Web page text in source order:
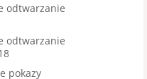
odtwarzanie
odtwarzanie
pokazy